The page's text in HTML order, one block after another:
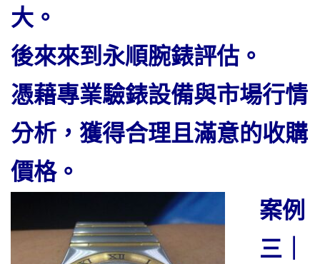
大。
後來來到永順腕錶評估。
憑藉專業驗錶設備與市場行情
分析，獲得合理且滿意的收購
價格。
案例
三｜